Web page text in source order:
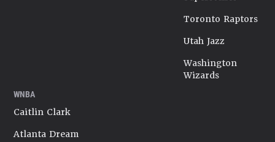
Toronto Raptors
Utah Jazz
Washington
Wizards
WNBA
Caitlin Clark
Atlanta Dream